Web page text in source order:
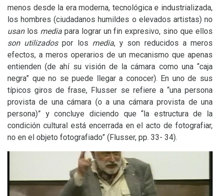
menos desde la era moderna, tecnológica e industrializada,
los hombres (ciudadanos humildes o elevados artistas) no
usanlos mediapara lograr un fin expresivo, sino que ellos
son utilizadospor los media, y son reducidos a meros
efectos, a meros operarios de un mecanismo que apenas
entienden (de ahí su visión de la cámara como una “caja
negra” que no se puede llegar a conocer). En uno de sus
típicos giros de frase, Flusser se refiere a “una persona
provista de una cámara (o a una cámara provista de una
persona)” y concluye diciendo que “la estructura de la
condición cultural está encerrada en el acto de fotografiar,
no en el objeto fotografiado” (Flusser, pp. 33- 34).